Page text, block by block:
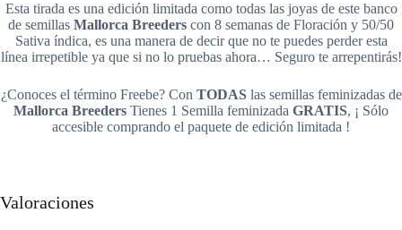
Esta tirada es una edición limitada como todas las joyas de este banco
de semillas Mallorca Breeders con 8 semanas de Floración y 50/50
Sativa índica, es una manera de decir que no te puedes perder esta
línea irrepetible ya que si no lo pruebas ahora… Seguro te arrepentirás!
¿Conoces el término Freebe? Con TODASlas semillas feminizadas de
Mallorca Breeders Tienes 1 Semilla feminizada GRATIS, ¡ Sólo
accesible comprando el paquete de edición limitada !
Valoraciones